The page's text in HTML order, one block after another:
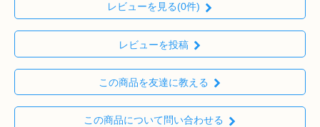
レビューを見る(0件)
レビューを投稿
この商品を友達に教える
この商品について問い合わせる